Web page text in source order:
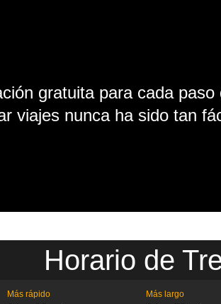
gratuita para cada paso
viajes nunca ha sido tan
Horario de
Más rápido Más largo